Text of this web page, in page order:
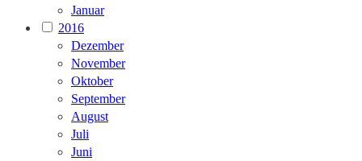
Januar
2016
Dezember
November
Oktober
September
August
Juli
Juni